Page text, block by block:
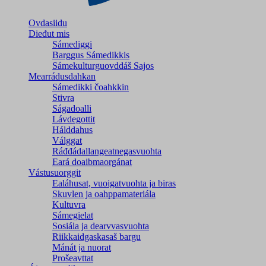
Ovdasiidu
Dieđut mis
Sámediggi
Barggus Sámedikkis
Sámekulturguovddáš Sajos
Mearrádusdahkan
Sámedikki čoahkkin
Stivra
Ságadoalli
Lávdegottit
Hálddahus
Válggat
Ráđđádallangeatnegas­vuohta
Eará doaibmaorgánat
Vástusuorggit
Ealáhusat, vuoigatvuohta ja biras
Skuvlen ja oahppamateriála
Kultuvra
Sámegielat
Sosiála ja dearvvasvuohta
Riikkaidgaskasaš bargu
Mánát ja nuorat
Prošeavttat